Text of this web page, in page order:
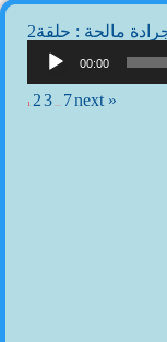
مالحة : حلقة
00:00
1 23 7next »